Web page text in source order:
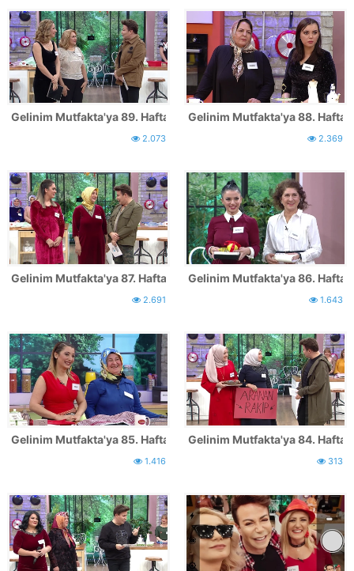
Gelinim Mutfakta'ya 89. Hafta katılan yarışmacılar
2.073
Gelinim Mutfakta'ya 88. Hafta
2.369
Gelinim Mutfakta'ya 87. Hafta katılan yarışmacılar
2.691
Gelinim Mutfakta'ya 86. Hafta
1.643
Gelinim Mutfakta'ya 85. Hafta katılan yarışmacılar
1.416
Gelinim Mutfakta'ya 84. Hafta
313